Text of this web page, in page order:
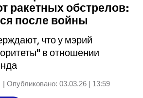
ракетных обстрелов:
после войны
что у мэрий
в отношении
| Опубликовано: 03.03.26 | 13:59